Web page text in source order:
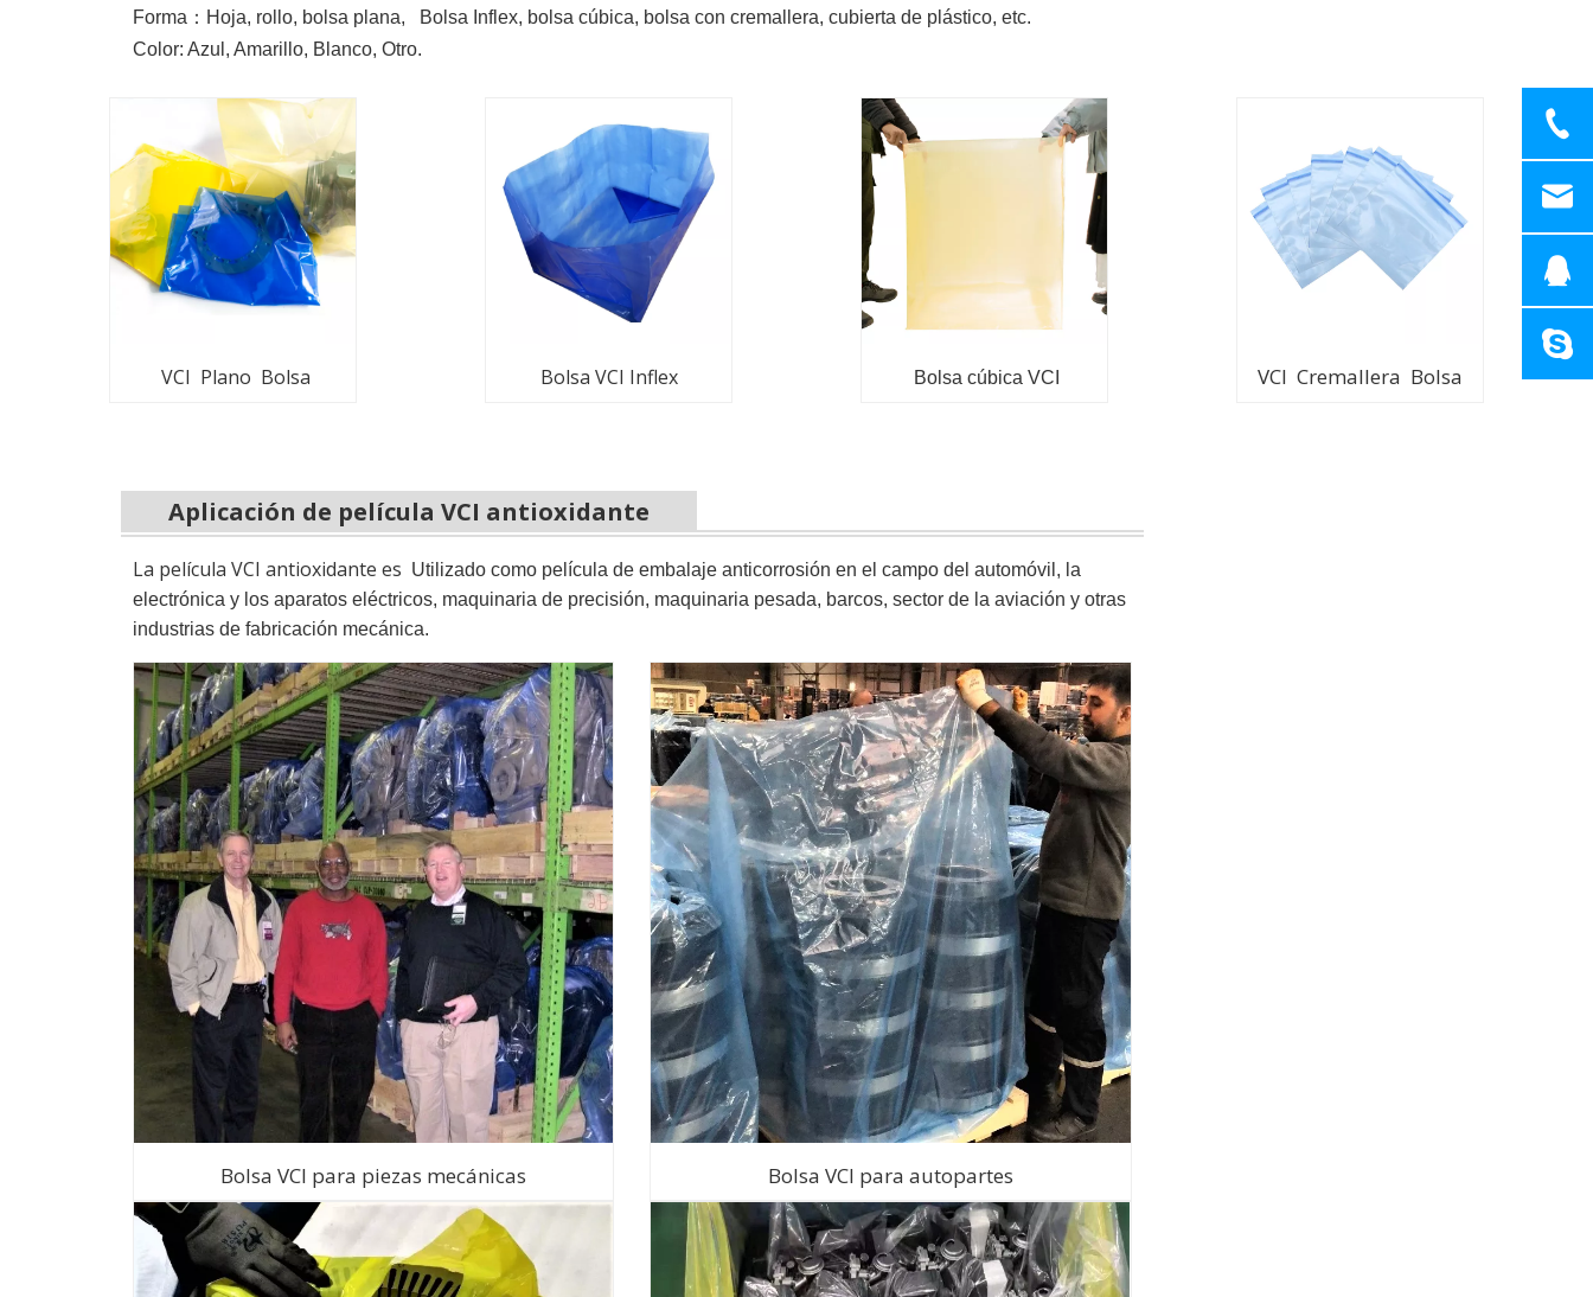
Forma ： Hoja, rollo, bolsa plana, Bolsa Inflex, bolsa cúbica, bolsa con cremallera, cubierta de plástico, etc.
Color: Azul, Amarillo, Blanco, Otro.
VCI Plano Bolsa Bolsa VCI Inflex Bolsa cúbica VCI VCI Cremallera Bolsa
Aplicación de película VCI antioxidante
La película VCI antioxidante es Utilizado como película de embalaje anticorrosión en el campo del automóvil, la
electrónica y los aparatos eléctricos, maquinaria de precisión, maquinaria pesada, barcos, sector de la aviación y otras
industrias de fabricación mecánica.
Bolsa VCI para piezas mecánicas Bolsa VCI para autopartes